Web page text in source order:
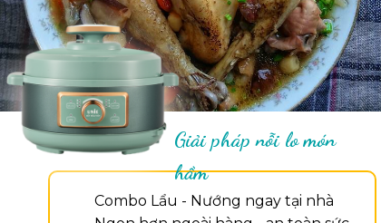
Combo Lẩu - Nướng ngay tại nhà
Giải pháp nỗi lo món
hầm